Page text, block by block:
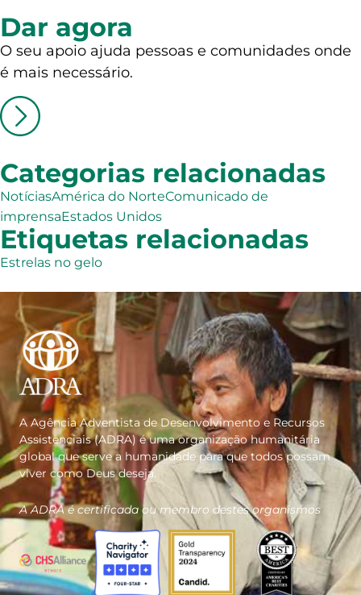
Dar agora
O seu apoio ajuda pessoas e comunidades onde
é mais necessário.
Categorias relacionadas
NotíciasAmérica do NorteComunicado de
imprensaEstados Unidos
Etiquetas relacionadas
Estrelas no gelo
A Agência Adventista de Desenvolvimento e Recursos
Assistenciais (ADRA) é uma organização humanitária
global que serve a humanidade para que todos possam
viver como Deus deseja.
A ADRA é certificada ou membro destes organismos